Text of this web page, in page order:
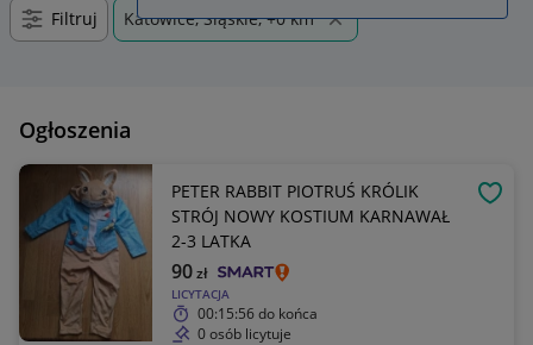
Filtruj Katowice, Śląskie, +0 km
Ogłoszenia
PETER RABBIT PIOTRUŚ KRÓLIK
STRÓJ NOWY KOSTIUM KARNAWAŁ
2-3 LATKA
LICYTACJA
90zł
00:15:56do końca
0 osób licytuje